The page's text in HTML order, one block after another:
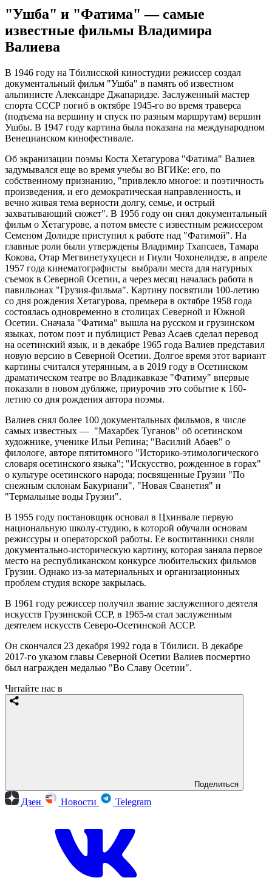
"Ушба" и "Фатима" — самые
известные фильмы Владимира
Валиева
В 1946 году на Тбилисской киностудии режиссер создал
документальный фильм "Ушба" в память об известном
альпинисте Александре Джапаридзе. Заслуженный мастер
спорта СССР погиб в октябре 1945-го во время траверса
(подъема на вершину и спуск по разным маршрутам) вершин
Ушбы. В 1947 году картина была показана на международном
Венецианском кинофестивале.
Об экранизации поэмы Коста Хетагурова "Фатима" Валиев
задумывался еще во время учебы во ВГИКе: его, по
собственному признанию, "привлекло многое: и поэтичность
произведения, и его демократическая направленность, и
вечно живая тема верности долгу, семье, и острый
захватывающий сюжет". В 1956 году он снял документальный
фильм о Хетагурове, а потом вместе с известным режиссером
Семеном Долидзе приступил к работе над "Фатимой". На
главные роли были утверждены Владимир Тхапсаев, Тамара
Кокова, Отар Мегвинетухуцеси и Гиули Чохонелидзе, в апреле
1957 года кинематографисты выбрали места для натурных
съемок в Северной Осетии, а через месяц началась работа в
павильонах "Грузия-фильма". Картину посвятили 100-летию
со дня рождения Хетагурова, премьера в октябре 1958 года
состоялась одновременно в столицах Северной и Южной
Осетии. Сначала "Фатима" вышла на русском и грузинском
языках, потом поэт и публицист Реваз Асаев сделал перевод
на осетинский язык, и в декабре 1965 года Валиев представил
новую версию в Северной Осетии. Долгое время этот вариант
картины считался утерянным, а в 2019 году в Осетинском
драматическом театре во Владикавказе "Фатиму" впервые
показали в новом дубляже, приурочив это событие к 160-
летию со дня рождения автора поэмы.
Валиев снял более 100 документальных фильмов, в числе
самых известных — "Махарбек Туганов" об осетинском
художнике, ученике Ильи Репина; "Василий Абаев" о
филологе, авторе пятитомного "Историко-этимологического
словаря осетинского языка"; "Искусство, рожденное в горах"
о культуре осетинского народа; посвященные Грузии "По
снежным склонам Бакуриани", "Новая Сванетия" и
"Термальные воды Грузии".
В 1955 году постановщик основал в Цхинвале первую
национальную школу-студию, в которой обучали основам
режиссуры и операторской работы. Ее воспитанники сняли
документально-историческую картину, которая заняла первое
место на республиканском конкурсе любительских фильмов
Грузии. Однако из-за материальных и организационных
проблем студия вскоре закрылась.
В 1961 году режиссер получил звание заслуженного деятеля
искусств Грузинской ССР, в 1965-м стал заслуженным
деятелем искусств Северо-Осетинской АССР.
Он скончался 23 декабря 1992 года в Тбилиси. В декабре
2017-го указом главы Северной Осетии Валиев посмертно
был награжден медалью "Во Славу Осетии".
Читайте нас в
Поделиться
Дзен Новости Telegram